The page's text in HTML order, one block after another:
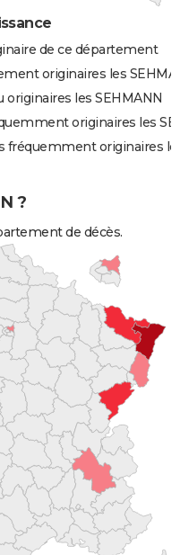
de ce département
originaires les
les SEHMANN
originaires les
fréquemment originaires
?
de décès.